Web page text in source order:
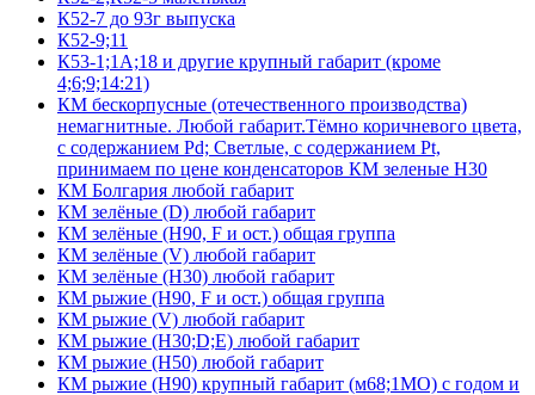
К52-7 до 93г выпуска
К52-9;11
К53-1;1А;18 и другие крупный габарит (кроме
4;6;9;14:21)
КМ бескорпусные (отечественного производства)
немагнитные. Любой габарит.Тёмно коричневого цвета,
с содержанием Pd; Светлые, с содержанием Pt,
принимаем по цене конденсаторов КМ зеленые Н30
КМ Болгария любой габарит
КМ зелёные (D) любой габарит
КМ зелёные (H90, F и ост.) общая группа
КМ зелёные (V) любой габарит
КМ зелёные (Н30) любой габарит
КМ рыжие (H90, F и ост.) общая группа
КМ рыжие (V) любой габарит
КМ рыжие (Н30;D;E) любой габарит
КМ рыжие (Н50) любой габарит
КМ рыжие (Н90) крупный габарит (м68;1МО) с годом и